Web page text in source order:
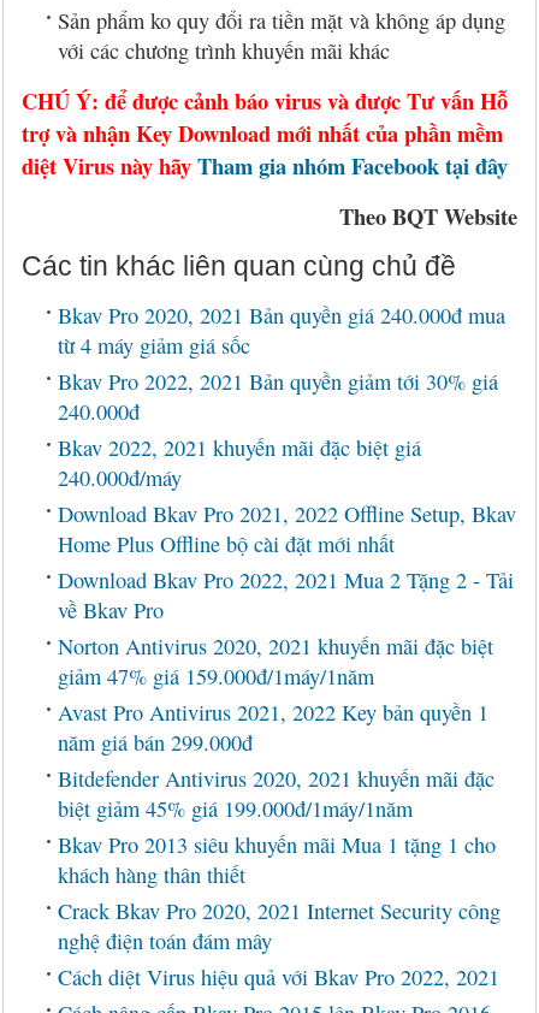
Sản phẩm ko quy đổi ra tiền mặt và không áp dụng
với các chương trình khuyến mãi khác
CHÚ Ý: để được cảnh báo virus và được Tư vấn Hỗ
trợ và nhận Key Download mới nhất của phần mềm
diệt Virus này hãyTham gia nhóm Facebook tại đây
Theo BQT Website
Các tin khác liên quan cùng chủ đề
Bkav Pro 2020, 2021 Bản quyền giá 240.000đ mua
từ 4 máy giảm giá sốc
Bkav Pro 2022, 2021 Bản quyền giảm tới 30% giá
240.000đ
Bkav 2022, 2021 khuyến mãi đặc biệt giá
240.000đ/máy
Download Bkav Pro 2021, 2022 Offline Setup, Bkav
Home Plus Offline bộ cài đặt mới nhất
Download Bkav Pro 2022, 2021 Mua 2 Tặng 2 - Tải
về Bkav Pro
Norton Antivirus 2020, 2021 khuyến mãi đặc biệt
giảm 47% giá 159.000đ/1máy/1năm
Avast Pro Antivirus 2021, 2022 Key bản quyền 1
năm giá bán 299.000đ
Bitdefender Antivirus 2020, 2021 khuyến mãi đặc
biệt giảm 45% giá 199.000đ/1máy/1năm
Bkav Pro 2013 siêu khuyến mãi Mua 1 tặng 1 cho
khách hàng thân thiết
Crack Bkav Pro 2020, 2021 Internet Security công
nghệ điện toán đám mây
Cách diệt Virus hiệu quả với Bkav Pro 2022, 2021